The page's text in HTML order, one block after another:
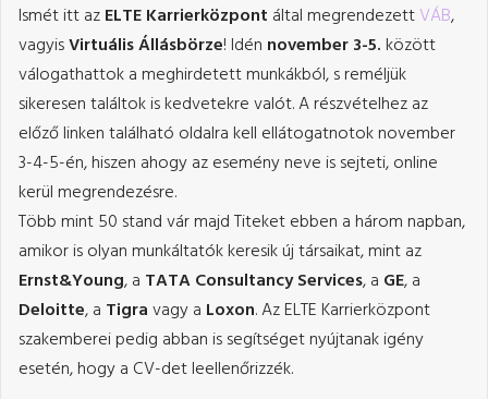
Ismét itt azELTE Karrierközpont által megrendezettVÁB,
vagyisVirtuális Állásbörze! Idén november 3-5.között
válogathattok a meghirdetett munkákból, s reméljük
sikeresen találtok is kedvetekre valót. A részvételhez az
előző linken található oldalra kell ellátogatnotok november
3-4-5-én, hiszen ahogy az esemény neve is sejteti, online
kerül megrendezésre.
Több mint 50 stand vár majd Titeket ebben a három napban,
amikor is olyan munkáltatók keresik új társaikat, mint az
Ernst&Young, a TATA Consultancy Services, a GE, a
Deloitte, a Tigravagy a Loxon. Az ELTE Karrierközpont
szakemberei pedig abban is segítséget nyújtanak igény
esetén, hogy a CV-det leellenőrizzék.